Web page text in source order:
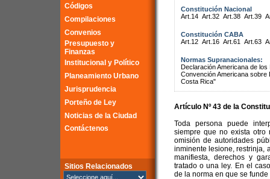
Códigos
Compilaciones
Convenios
Presupuesto y
Finanzas
Institucional y Político
Planeamiento Urbano
Jurisprudencia
Porteño de Ley
Noticias de la Ciudad
Contáctenos
Sitios Relacionados
Constitución Nacional
Art.14 Art.32 Art.38 Art.39
Constitución CABA
Art.12 Art.16 Art.61 Art.63
Normas Supranacionales:
Declaración Americana de
Convención Americana
Costa Rica"
Artículo Nº 43 de la
Toda persona puede
siempre que no exista otro
omisión de autoridades
inminente lesione, restrinja,
manifiesta, derechos y
tratado o una ley. En el
de la norma en que se